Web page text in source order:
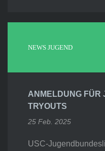
NEWS JUGEND
ANMELDUNG
TRYOUTS
25 Feb. 2025
USC-